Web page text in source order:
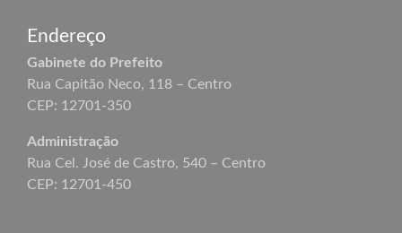
Endereço
Gabinete do Prefeito
Rua Capitão Neco, 118 – Centro
CEP: 12701-350
Administração
Rua Cel. José de Castro, 540 – Centro
CEP: 12701-450